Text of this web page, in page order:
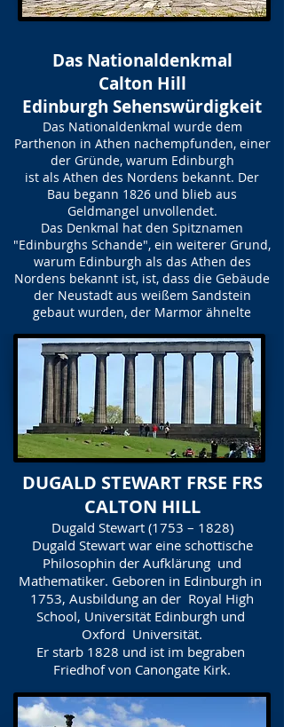
Das Nationaldenkmal
Calton Hill
Edinburgh Sehenswürdigkeit
Das Nationaldenkmal wurde dem
Parthenon in Athen nachempfunden, einer
der Gründe, warum Edinburgh
ist als Athen des Nordens bekannt. Der
Bau begann 1826 und blieb aus
Geldmangel unvollendet.
Das Denkmal hat den Spitznamen
"Edinburghs Schande", ein weiterer Grund,
warum Edinburgh als das Athen des
Nordens bekannt ist, ist, dass die Gebäude
der Neustadt aus weißem Sandstein
gebaut wurden, der Marmor ähnelte
DUGALD STEWART FRSE FRS
CALTON HILL
Dugald Stewart (1753 – 1828)
Dugald Stewart war eine schottische
Philosophin der Aufklärung und
Mathematiker. Geboren in Edinburgh in
1753, Ausbildung an der Royal High
School, Universität Edinburgh und
Oxford Universität.
Er starb 1828 und ist im begraben
Friedhof von Canongate Kirk.